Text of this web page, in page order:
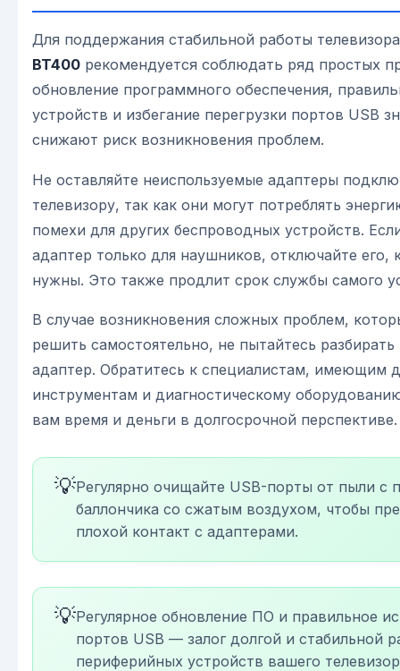
Для поддержания стабильной работы
BT400 рекомендуется соблюдать ряд простых
обновление программного обеспечения,
устройств и избегание перегрузки портов USB
снижают риск возникновения проблем.
Не оставляйте неиспользуемые адаптеры
телевизору, так как они могут потреблять
помехи для других беспроводных устройств.
адаптер только для наушников, отключайте его,
нужны. Это также продлит срок службы самого
В случае возникновения сложных проблем,
решить самостоятельно, не пытайтесь разбирать
адаптер. Обратитесь к специалистам, имеющим
инструментам и диагностическому
вам время и деньги в долгосрочной перспективе.
💡Регулярно очищайте USB-порты от пыли
баллончика со сжатым воздухом, чтобы
плохой контакт с адаптерами.
💡Регулярное обновление ПО и правильное
портов USB — залог долгой и стабильной
периферийных устройств вашего